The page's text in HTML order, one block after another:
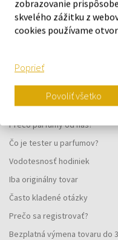
Vernostný systém
Všeobecné obchodné
Reklamačný formulár
Spôsob doručenia
Kedy obdržím objednaný
Prečo parfumy od nás?
Čo je tester u parfumov?
Vodotesnosť hodiniek
Iba originálny tovar
Často kladené otázky
Prečo sa registrovať?
Bezplatná výmena tovaru do
zobrazovanie
skvelého zážitku z
cookies používame
Poprieť
Povoliť všetko